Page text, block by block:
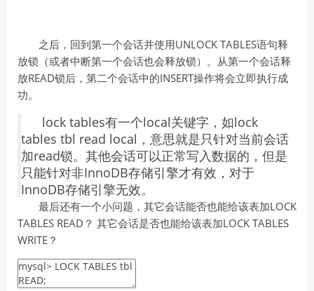
之后，回到第一个会话并使用UNLOCK TABLES语句释
放锁（或者中断第一个会话也会释放锁）。从第一个会话释
放READ锁后，第二个会话中的INSERT操作将会立即执行成
功。
lock tables有一个local关键字，如lock
tables tbl read local，意思就是只针对当前会话
加read锁。其他会话可以正常写入数据的，但是
只能针对非InnoDB存储引擎才有效，对于
InnoDB存储引擎无效。
最后还有一个小问题，其它会话能否也能给该表加LOCK
TABLES READ ？ 其它会话是否也能给该表加LOCK TABLES
WRITE？